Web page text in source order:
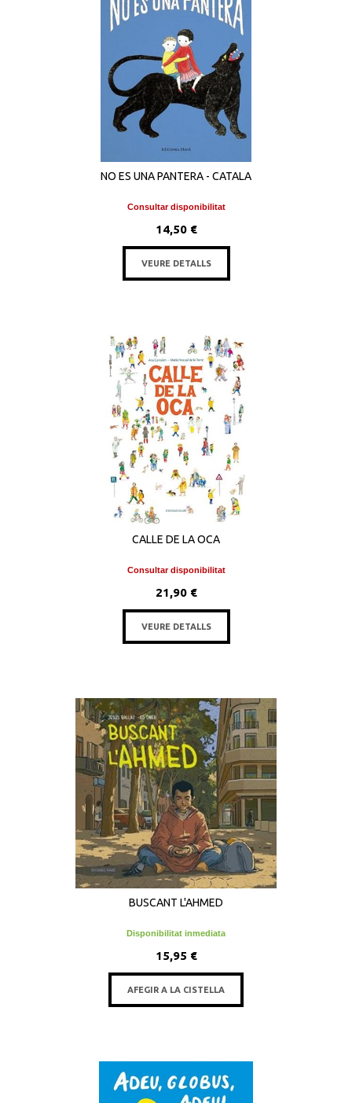
NO ES UNA PANTERA - CATALA
Consultar disponibilitat
14,50 €
VEURE DETALLS
CALLE DE LA OCA
Consultar disponibilitat
21,90 €
VEURE DETALLS
BUSCANT L'AHMED
Disponibilitat inmediata
15,95 €
AFEGIR A LA CISTELLA